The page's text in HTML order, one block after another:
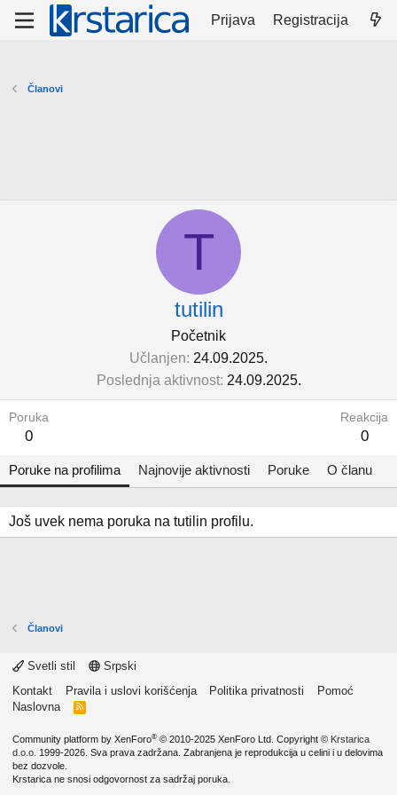
Prijava Registracija
Članovi
T
tutilin
Početnik
Učlanjen 24.09.2025.
Poslednja aktivnost 24.09.2025.
Poruka
0
Reakcija
0
Poruke na profilima Najnovije aktivnosti Poruke O članu
Još uvek nema poruka na tutilin profilu.
Članovi
Svetli stil
Srpski
Kontakt
Pravila i uslovi korišćenja Politika privatnosti
Pomoć
Naslovna
R
Community platform by XenForo® © 2010-2025 XenForo Ltd. Copyright © Krstarica
d.o.o. 1999-2026. Sva prava zadržana. Zabranjena je reprodukcija u celini i u delovima
bez dozvole.
Krstarica ne snosi odgovornost za sadržaj poruka.